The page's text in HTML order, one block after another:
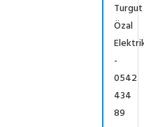
Turgut
Özal
-
0542
434
89